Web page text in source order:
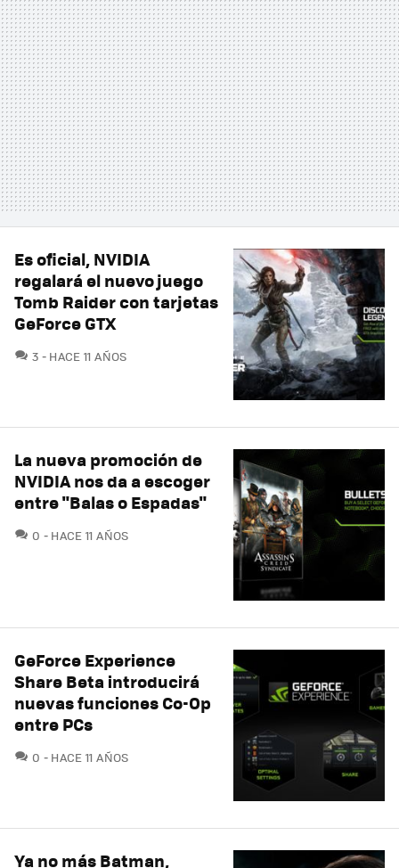
Es oficial, NVIDIA
regalará el nuevo juego
Tomb Raider con tarjetas
GeForce GTX
3 COMENTARIOS
HACE 11 AÑOS
La nueva promoción de
NVIDIA nos da a escoger
entre "Balas o Espadas"
0 COMENTARIOS
HACE 11 AÑOS
GeForce Experience
Share Beta introducirá
nuevas funciones Co-Op
entre PCs
0 COMENTARIOS
HACE 11 AÑOS
Ya no más Batman,